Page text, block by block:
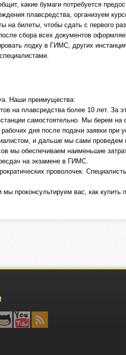
какие бумаги потребуется
плавсредства, организуем
на билеты, чтобы сдать с первого
сбора всех документов
лодку в ГИМС, других
Наши преимущества:
на плавсредства более 10 лет. За
самостоятельно. Мы берем на
дня после подачи заявки при
и дальше мы сами
мы обеспечиваем наименьшие
на экзамене в ГИМС.
проволочек.
проконсультируем вас, как купить